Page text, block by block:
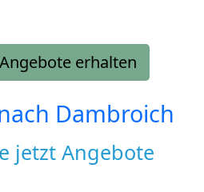
erhalten
Dambroich
jetzt Angebote